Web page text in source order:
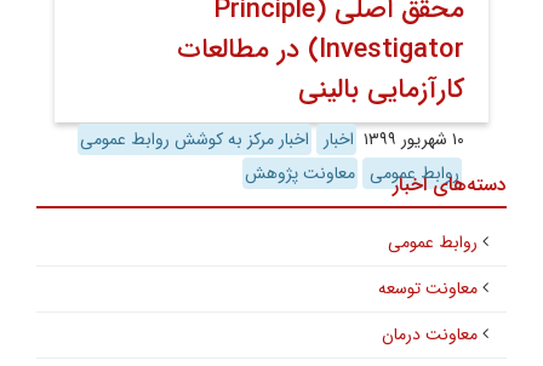
محقق اصلی (Principle
Investigator) در مطالعات
کارآزمایی بالینی
۱۰ شهریور ۱۳۹۹ اخبار
اخبار مرکز به کوشش روابط عمومی
روابط عمومی معاونت پژوهش دسته‌های اخبار
روابط عمومی
معاونت توسعه
معاونت درمان